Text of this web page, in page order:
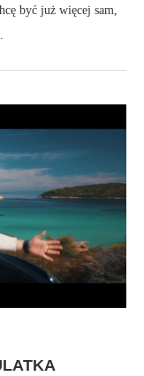
być już więcej sam,